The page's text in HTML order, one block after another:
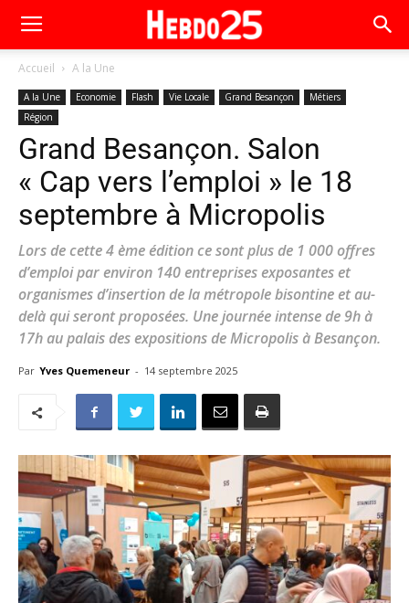
Accueil A la Une
A la Une Economie Flash Vie Locale Grand Besançon
Métiers
Région
Grand Besançon. Salon
« Cap vers l’emploi » le 18
septembre à Micropolis
Lors de cette 4 ème édition ce sont plus de 1 000 offres
d’emploi par environ 140 entreprises exposantes et
organismes d’insertion de la métropole bisontine et au-
delà qui seront proposées. Une journée intense de 9h à
17h au palais des expositions de Micropolis à Besançon.
Par Yves Quemeneur - 14 septembre 2025